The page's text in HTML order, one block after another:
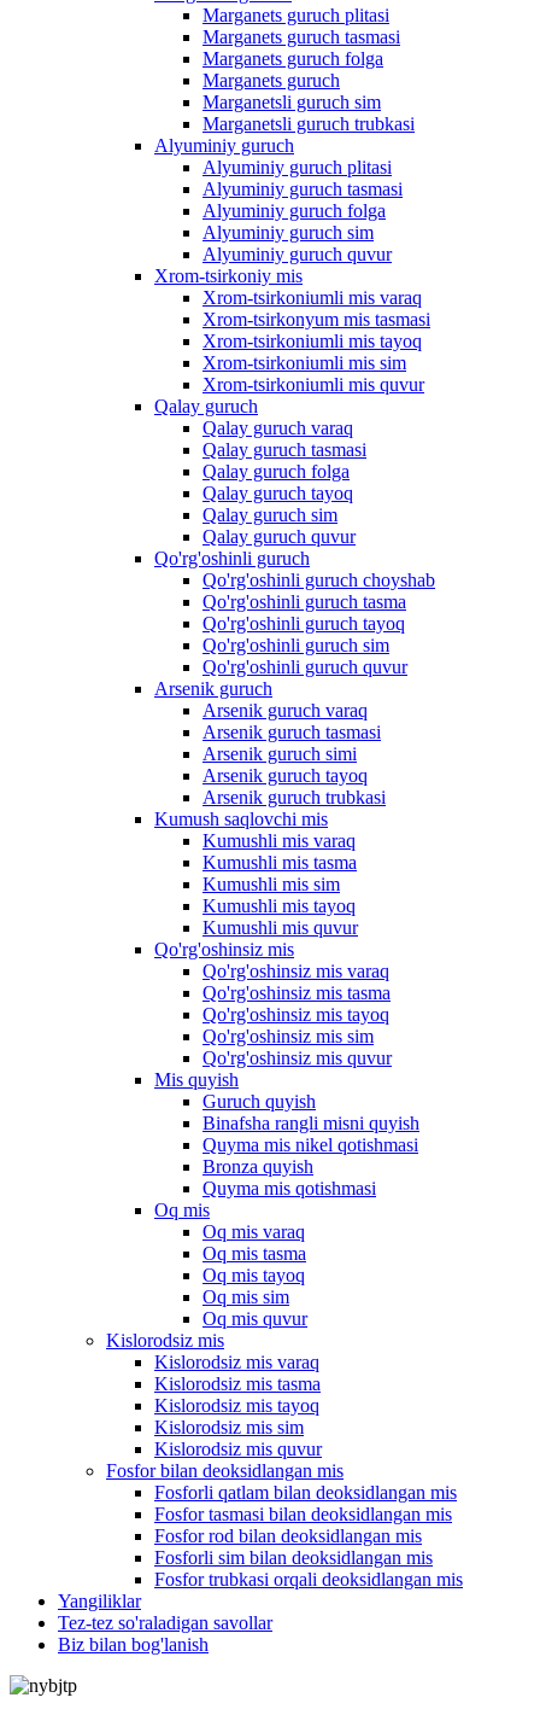
Marganets guruch plitasi
Marganets guruch tasmasi
Marganets guruch folga
Marganets guruch
Marganetsli guruch sim
Marganetsli guruch trubkasi
Alyuminiy guruch
Alyuminiy guruch plitasi
Alyuminiy guruch tasmasi
Alyuminiy guruch folga
Alyuminiy guruch sim
Alyuminiy guruch quvur
Xrom-tsirkoniy mis
Xrom-tsirkoniumli mis varaq
Xrom-tsirkonyum mis tasmasi
Xrom-tsirkoniumli mis tayoq
Xrom-tsirkoniumli mis sim
Xrom-tsirkoniumli mis quvur
Qalay guruch
Qalay guruch varaq
Qalay guruch tasmasi
Qalay guruch folga
Qalay guruch tayoq
Qalay guruch sim
Qalay guruch quvur
Qo'rg'oshinli guruch
Qo'rg'oshinli guruch choyshab
Qo'rg'oshinli guruch tasma
Qo'rg'oshinli guruch tayoq
Qo'rg'oshinli guruch sim
Qo'rg'oshinli guruch quvur
Arsenik guruch
Arsenik guruch varaq
Arsenik guruch tasmasi
Arsenik guruch simi
Arsenik guruch tayoq
Arsenik guruch trubkasi
Kumush saqlovchi mis
Kumushli mis varaq
Kumushli mis tasma
Kumushli mis sim
Kumushli mis tayoq
Kumushli mis quvur
Qo'rg'oshinsiz mis
Qo'rg'oshinsiz mis varaq
Qo'rg'oshinsiz mis tasma
Qo'rg'oshinsiz mis tayoq
Qo'rg'oshinsiz mis sim
Qo'rg'oshinsiz mis quvur
Mis quyish
Guruch quyish
Binafsha rangli misni quyish
Quyma mis nikel qotishmasi
Bronza quyish
Quyma mis qotishmasi
Oq mis
Oq mis varaq
Oq mis tasma
Oq mis tayoq
Oq mis sim
Oq mis quvur
Kislorodsiz mis
Kislorodsiz mis varaq
Kislorodsiz mis tasma
Kislorodsiz mis tayoq
Kislorodsiz mis sim
Kislorodsiz mis quvur
Fosfor bilan deoksidlangan mis
Fosforli qatlam bilan deoksidlangan mis
Fosfor tasmasi bilan deoksidlangan mis
Fosfor rod bilan deoksidlangan mis
Fosforli sim bilan deoksidlangan mis
Fosfor trubkasi orqali deoksidlangan mis
Yangiliklar
Tez-tez so'raladigan savollar
Biz bilan bog'lanish